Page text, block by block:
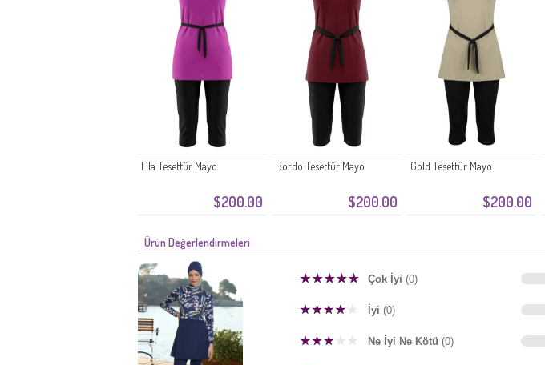
$200.00
Lila Tesettür Mayo
$200.00
Bordo Tesettür Mayo
$200.00
Gold Tesettür Mayo
Ürün Değerlendirmeleri
Çok İyi (0)
İyi (0)
Ne İyi Ne Kötü (0)